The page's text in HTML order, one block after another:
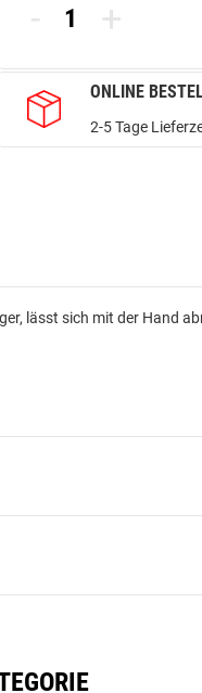
- +
ONLINE
2-5 Tage
lässt sich mit der Hand